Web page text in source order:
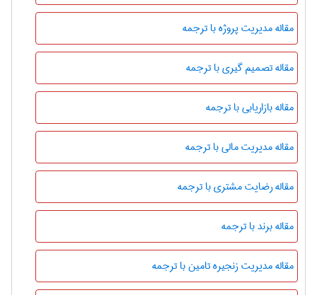
مقاله مدیریت پروژه با ترجمه
مقاله تصمیم گیری با ترجمه
مقاله بازاریابی با ترجمه
مقاله مدیریت مالی با ترجمه
مقاله رضایت مشتری با ترجمه
مقاله برند با ترجمه
مقاله مدیریت زنجیره تامین با ترجمه